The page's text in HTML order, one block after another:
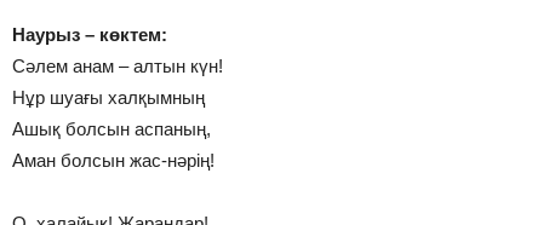
Наурыз – көктем:
Сәлем анам – алтын күн!
Нұр шуағы халқымның
Ашық болсын аспаның,
Аман болсын жас-нәрің!